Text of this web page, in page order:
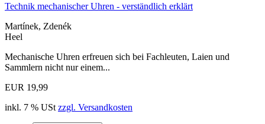
Technik mechanischer Uhren - verständlich erklärt
Martínek, Zdenék
Heel
Mechanische Uhren erfreuen sich bei Fachleuten, Laien und
Sammlern nicht nur einem...
EUR 19,99
inkl. 7 % USt zzgl. Versandkosten